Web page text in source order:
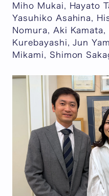
Miho Mukai, Hayato
Yasuhiko Asahina,
Nomura, Aki
Kurebayashi, Jun
Mikami, Shimon